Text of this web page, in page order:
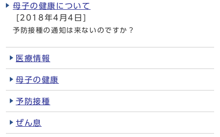
母子の健康について
[2018年4月4日]
予防接種の通知は来ないのですか？
医療情報
母子の健康
予防接種
ぜん息